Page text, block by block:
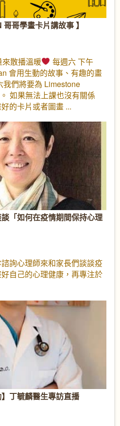
哥學畫卡片講故事 】
散播溫暖
每週六 下午
會用生動的故事、有趣的畫
們將要為 Limestone
如果無法上課也沒有關係
的卡片或者圖畫
「如何在疫情期間保持心理
詢心理師來和家長們談談疫
自己的心理健康，再專注於
】丁毓麟醫生專訪直播